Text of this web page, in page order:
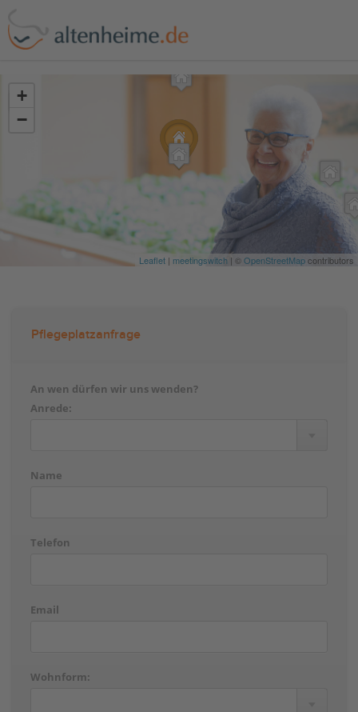
+
−
Leaflet | meetingswitch | ©OpenStreetMapcontributors
Pflegeplatzanfrage
An wen dürfen wir uns wenden?
Anrede:
Name
Telefon
Email
Wohnform: